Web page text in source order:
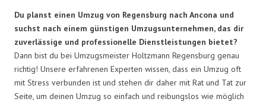
Du planst einen Umzug von Regensburg nach Ancona und
suchst nach einem günstigen Umzugsunternehmen, das dir
zuverlässige und professionelle Dienstleistungen bietet?
Dann bist du bei Umzugsmeister Holtzmann Regensburg genau
richtig! Unsere erfahrenen Experten wissen, dass ein Umzug oft
mit Stress verbunden ist und stehen dir daher mit Rat und Tat zur
Seite, um deinen Umzug so einfach und reibungslos wie möglich